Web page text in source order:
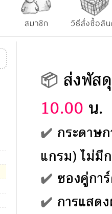
สมาชิก วิธีสั่งซื้อสิ
📦 ส่งพัส
10.00 น.
✔️ กระดาษ
แกรม) ไม่มี
✔️ ซองคู่กา
✔️ การแสด